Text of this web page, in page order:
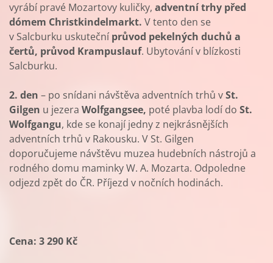
vyrábí pravé Mozartovy kuličky, adventní trhy před
dómem Christkindelmarkt. V tento den se
v Salcburku uskuteční průvod pekelných duchů a
čertů, průvod Krampuslauf. Ubytování v blízkosti
Salcburku.
2. den – po snídani návštěva adventních trhů vSt.
Gilgen u jezera Wolfgangsee, poté plavba lodí do St.
Wolfgangu, kde se konají jedny z nejkrásnějších
adventních trhů v Rakousku. V St. Gilgen
doporučujeme návštěvu muzea hudebních nástrojů a
rodného domu maminky W. A. Mozarta. Odpoledne
odjezd zpět do ČR. Příjezd v nočních hodinách.
Cena: 3 290 Kč